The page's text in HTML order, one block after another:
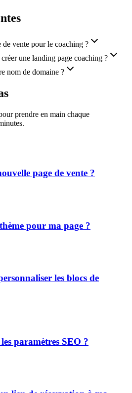
de vente pour le coaching ?
une landing page coaching ?
nom de domaine ?
prendre en main chaque
page de vente ?
pour ma page ?
les blocs de
paramètres SEO ?